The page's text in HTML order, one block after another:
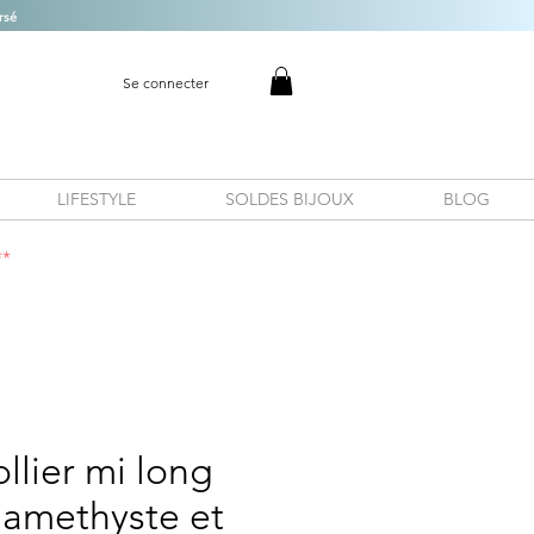
Se connecter
LIFESTYLE SOLDES BIJOUX BLOG
mi long
et